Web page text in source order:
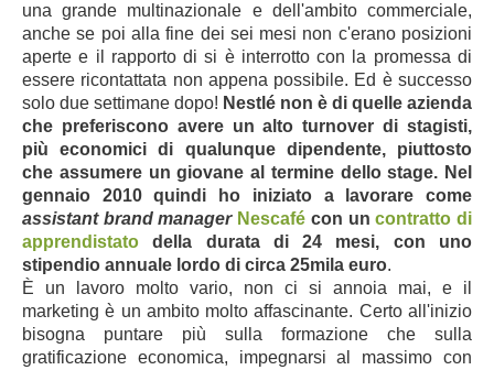
una grande multinazionale e dell'ambito commerciale,
anche se poi alla fine dei sei mesi non c'erano posizioni
aperte e il rapporto di si è interrotto con la promessa di
essere ricontattata non appena possibile. Ed è successo
solo due settimane dopo! Nestlé non è di quelle azienda
che preferiscono avere un alto turnover di stagisti,
più economici di qualunque dipendente, piuttosto
che assumere un giovane al termine dello stage. Nel
gennaio 2010 quindi ho iniziato a lavorare come
assistant brand manager Nescafé con uncontratto di
apprendistato della durata di 24 mesi, con uno
stipendio annuale lordo di circa 25mila euro.
È un lavoro molto vario, non ci si annoia mai, e il
marketing è un ambito molto affascinante. Certo all'inizio
bisogna puntare più sulla formazione che sulla
gratificazione economica, impegnarsi al massimo con